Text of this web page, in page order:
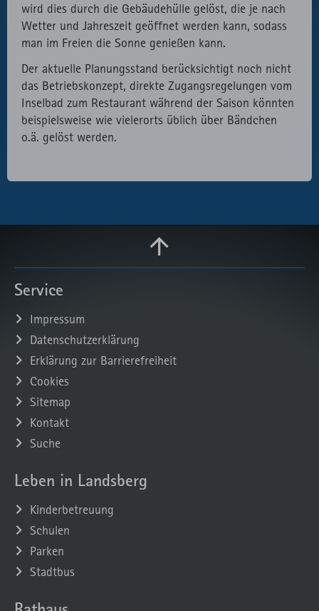
wird dies durch die Gebäudehülle gelöst, die je nach
Wetter und Jahreszeit geöffnet werden kann, sodass
man im Freien die Sonne genießen kann.
Der aktuelle Planungsstand berücksichtigt noch nicht
das Betriebskonzept, direkte Zugangsregelungen vom
Inselbad zum Restaurant während der Saison könnten
beispielsweise wie vielerorts üblich über Bändchen
o.ä. gelöst werden.
Service
Impressum
Datenschutzerklärung
Erklärung zur Barrierefreiheit
Cookies
Sitemap
Kontakt
Suche
Leben in Landsberg
Kinderbetreuung
Schulen
Parken
Stadtbus